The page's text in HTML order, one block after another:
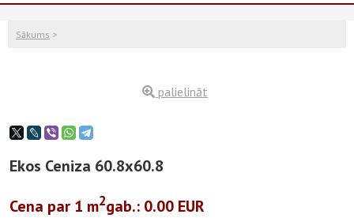
Sākums >
palielināt
Ekos Ceniza 60.8x60.8
Cena par 1 m2gab.: 0.00 EUR